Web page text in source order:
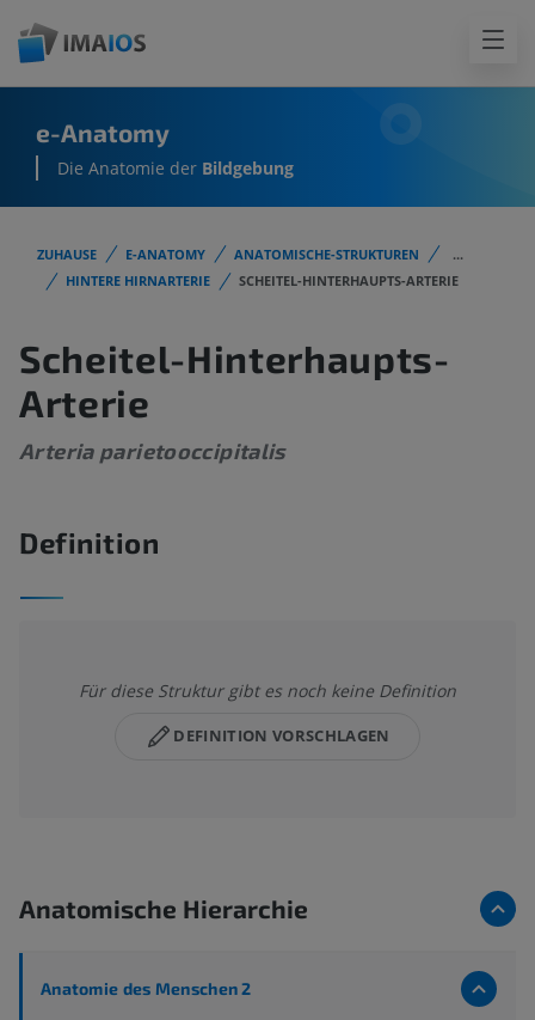
e-Anatomy
Die Anatomie der Bildgebung
ZUHAUSE E-ANATOMY ANATOMISCHE-STRUKTUREN
...
HINTERE HIRNARTERIE
SCHEITEL-HINTERHAUPTS-ARTERIE
Scheitel-Hinterhaupts-
Arterie
Arteria parietooccipitalis
Definition
Für diese Struktur gibt es noch keine Definition
DEFINITION VORSCHLAGEN
Anatomische Hierarchie
Anatomie des Menschen 2